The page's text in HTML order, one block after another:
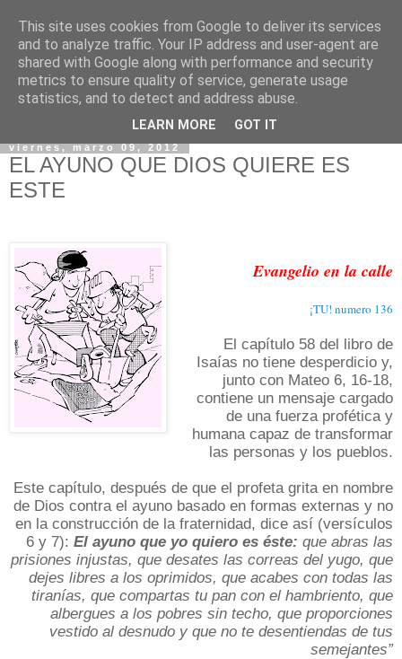
viernes, marzo 09, 2012
EL AYUNO QUE DIOS QUIERE ES
ESTE
Evangelio en la calle
¡TU! numero 136
El capítulo 58 del libro de
Isaías no tiene desperdicio y,
junto con Mateo 6, 16-18,
contiene un mensaje cargado
de una fuerza profética y
humana capaz de transformar
las personas y los pueblos.
Este capítulo, después de que el profeta grita en nombre
de Dios contra el ayuno basado en formas externas y no
en la construcción de la fraternidad, dice así (versículos
6 y 7): El ayuno que yo quiero es éste: que abras las
prisiones injustas, que desates las correas del yugo, que
dejes libres a los oprimidos, que acabes con todas las
tiranías, que compartas tu pan con el hambriento, que
albergues a los pobres sin techo, que proporciones
vestido al desnudo y que no te desentiendas de tus
semejantes”
This site uses cookies from Google to deliver its services
and to analyze traffic. Your IP address and user-agent are
shared with Google along with performance and security
metrics to ensure quality of service, generate usage
statistics, and to detect and address abuse.
LEARN MORE GOT IT